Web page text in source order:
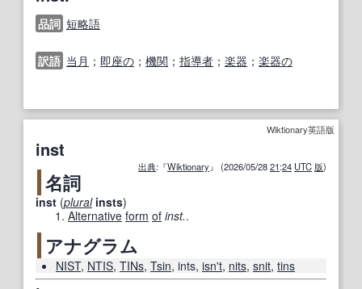
品詞 短略語
訳語 当月 ； 即座の ； 機関 ； 指導者 ； 楽器 ； 楽器の
Wiktionary英語版
inst
出典:『Wiktionary』 (2026/05/2821:24 UTC版)
名詞
inst (plural insts)
Alternative form of inst..
アナグラム
NIST, NTIS, TINs, Tsin, ints, isn't, nits, snit, tins